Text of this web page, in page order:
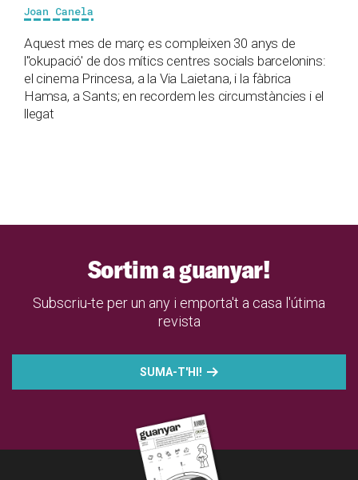
Joan Canela
Aquest mes de març es compleixen 30 anys de
l''okupació' de dos mítics centres socials barcelonins:
el cinema Princesa, a la Via Laietana, i la fàbrica
Hamsa, a Sants; en recordem les circumstàncies i el
llegat
Sortim a guanyar!
Subscriu-te per un any i emporta't a casa l'útima
revista
SUMA-T'HI!